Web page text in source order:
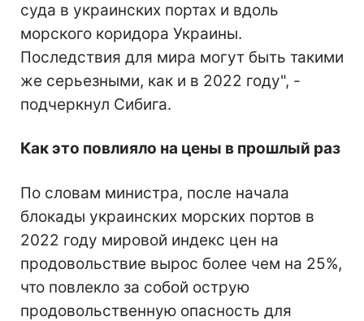
суда в украинских портах и вдоль
морского коридора Украины.
Последствия для мира могут быть такими
же серьезными, как и в 2022 году", -
подчеркнул Сибига.
Как это повлияло на цены в прошлый раз
По словам министра, после начала
блокады украинских морских портов в
2022 году мировой индекс цен на
продовольствие вырос более чем на 25%,
что повлекло за собой острую
продовольственную опасность для